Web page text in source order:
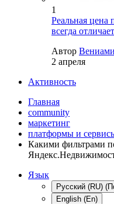
1
Реальная цена
всегда
Автор
2 апреля
Активность
Главная
community
маркетинг
платформы и
Какими фильтрами
Язык
Русский (RU)
English (En)